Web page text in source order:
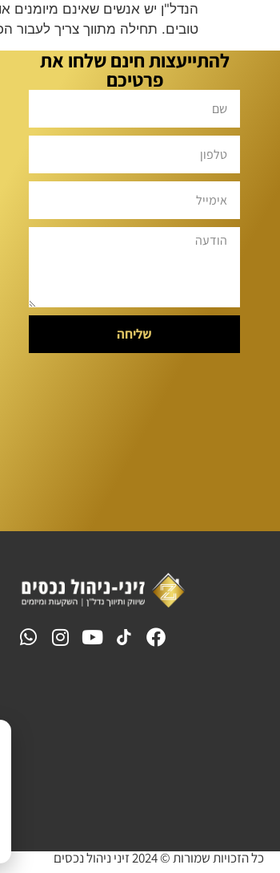
הנדל"ן יש אנשים שאינם
טובים. תחילה מתווך צריך לעבור
להתייעצות חינם שלחו את
פרטיכם
שליחה
כל הזכויות שמורות © 2024 זיני ניהול נכסים